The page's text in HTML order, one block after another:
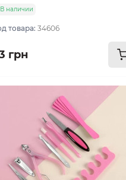
В наличии
товара: 34606
грн